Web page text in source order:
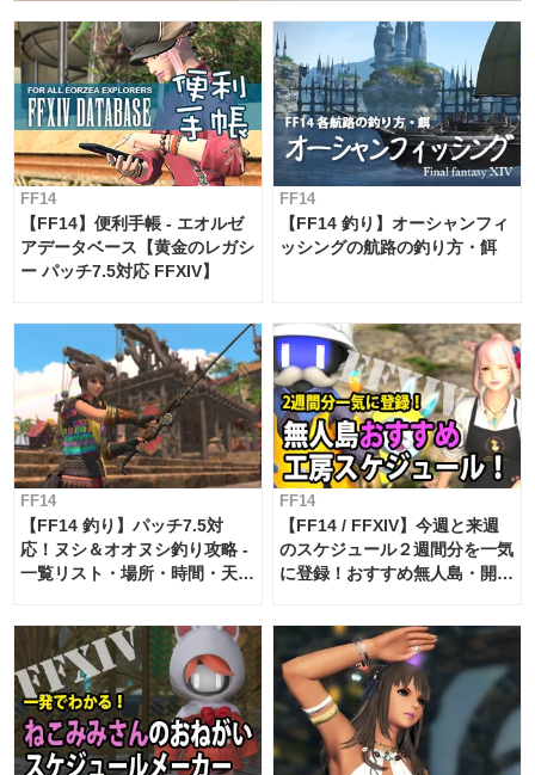
FF14
【FF14】便利手帳 - エオルゼ
アデータベース【黄金のレガシ
ー パッチ7.5対応 FFXIV】
FF14
【FF14 釣り】オーシャンフィ
ッシングの航路の釣り方・餌
FF14
【FF14 釣り】パッチ7.5対
応！ヌシ＆オオヌシ釣り攻略 -
一覧リスト・場所・時間・天
FF14
【FF14 / FFXIV】今週と来週
のスケジュール２週間分を一気
に登録！おすすめ無人島・開拓